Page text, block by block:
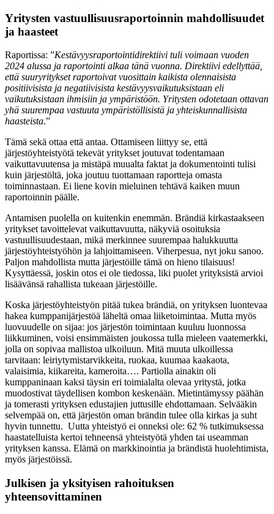
Yritysten vastuullisuusraportoinnin mahdollisuudet
ja haasteet
Raportissa: ”Kestävyysraportointidirektiivi tuli voimaan vuoden
2024 alussa ja raportointi alkaa tänä vuonna. Direktiivi edellyttää,
että suuryritykset raportoivat vuosittain kaikista olennaisista
positiivisista ja negatiivisista kestävyysvaikutuksistaan eli
vaikutuksistaan ihmisiin ja ympäristöön. Yritysten odotetaan ottavan
yhä suurempaa vastuuta ympäristöllisistä ja yhteiskunnallisista
haasteista.”
Tämä sekä ottaa että antaa. Ottamiseen liittyy se, että
järjestöyhteistyötä tekevät yritykset joutuvat todentamaan
vaikuttavuutensa ja mistäpä muualta faktat ja dokumentointi tulisi
kuin järjestöltä, joka joutuu tuottamaan raportteja omasta
toiminnastaan. Ei liene kovin mieluinen tehtävä kaiken muun
raportoinnin päälle.
Antamisen puolella on kuitenkin enemmän. Brändiä kirkastaakseen
yritykset tavoittelevat vaikuttavuutta, näkyviä osoituksia
vastuullisuudestaan, mikä merkinnee suurempaa halukkuutta
järjestöyhteistyöhön ja lahjoittamiseen. Viherpesua, nyt joku sanoo.
Paljon mahdollista mutta järjestöille tämä on hieno tilaisuus!
Kysyttäessä, joskin otos ei ole tiedossa, liki puolet yrityksistä arvioi
lisäävänsä rahallista tukeaan järjestöille.
Koska järjestöyhteistyön pitää tukea brändiä, on yrityksen luontevaa
hakea kumppanijärjestöä läheltä omaa liiketoimintaa. Mutta myös
luovuudelle on sijaa: jos järjestön toimintaan kuuluu luonnossa
liikkuminen, voisi ensimmäisten joukossa tulla mieleen vaatemerkki,
jolla on sopivaa mallistoa ulkoiluun. Mitä muuta ulkoillessa
tarvitaan: leiriytymistarvikkeita, ruokaa, kuumaa kaakaota,
valaisimia, kiikareita, kameroita…. Partiolla ainakin oli
kumppaninaan kaksi täysin eri toimialalta olevaa yritystä, jotka
muodostivat täydellisen kombon keskenään. Mietintämyssy päähän
ja tomerasti yrityksen edustajien juttusille ehdottamaan. Selvääkin
selvempää on, että järjestön oman brändin tulee olla kirkas ja suht
hyvin tunnettu. Uutta yhteistyö ei onneksi ole: 62 % tutkimuksessa
haastatelluista kertoi tehneensä yhteistyötä yhden tai useamman
yrityksen kanssa. Elämä on markkinointia ja brändistä huolehtimista,
myös järjestöissä.
Julkisen ja yksityisen rahoituksen
yhteensovittaminen